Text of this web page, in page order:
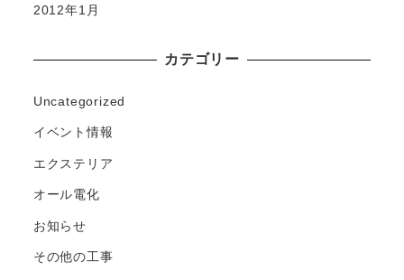
2012年1月
カテゴリー
Uncategorized
イベント情報
エクステリア
オール電化
お知らせ
その他の工事